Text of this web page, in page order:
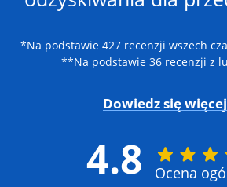
*Na podstawie 427 recenzji wszech
**Na podstawie 36 recenzji z
Dowiedz się więcej
4.8 Ocena